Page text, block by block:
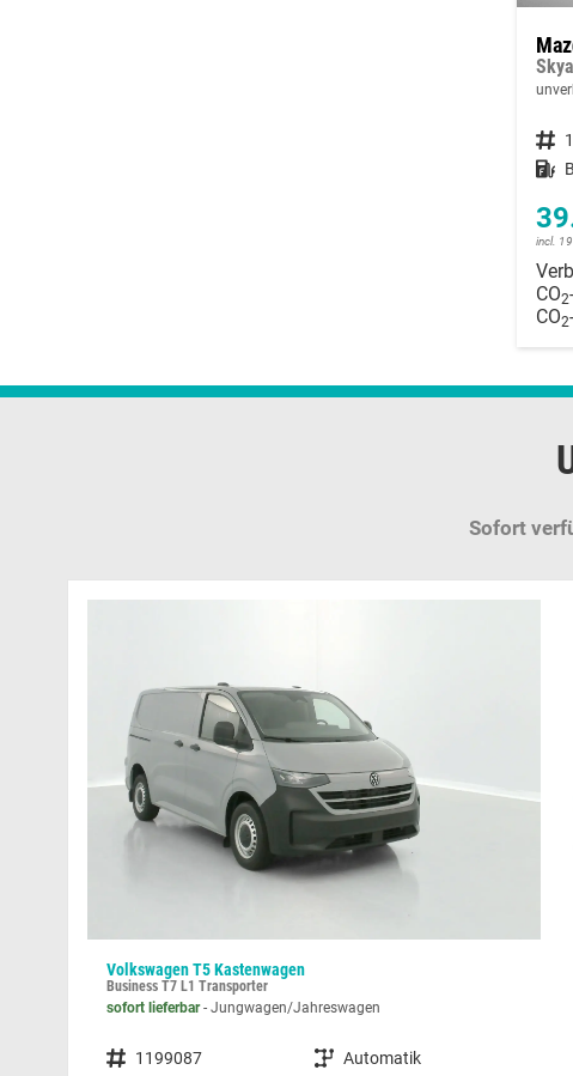
Fahrzeugnummer
Kraftstoff
incl.
CO2
CO2
Sofort
Volkswagen T5 Kastenwagen
Business T7 L1 Transporter
sofort lieferbar
Jungwagen/Jahreswagen
Fahrzeugnummer 1199087 Getriebe Automatik